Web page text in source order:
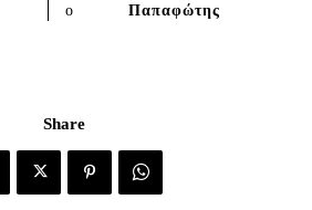
ο
Παπαφώτης
Share